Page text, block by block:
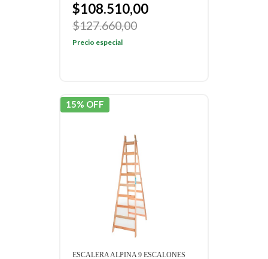
$108.510,00
$127.660,00
Precio especial
15% OFF
ESCALERA ALPINA 9 ESCALONES